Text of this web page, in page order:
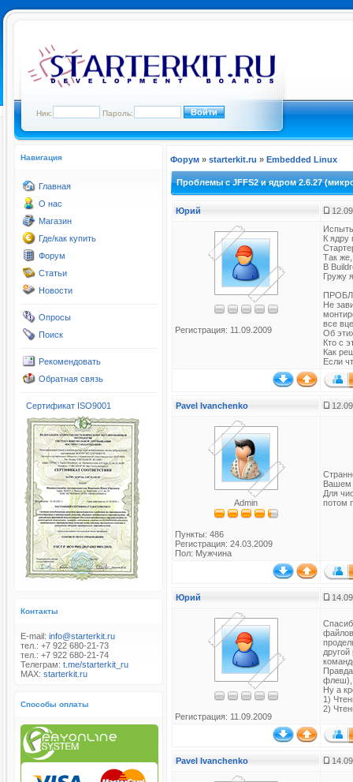
Ник: Пароль:
Навигация
Главная
О нас
Магазин
Где/как купить
Форум
Статьи
Новости
Опросы
Поиск
Рекомендовать
Обратная связь
Сертификат ISO9001
Контакты
E-mail: info@starterkit.ru
тел.: +7 922 680-21-73
тел.: +7 922 680-21-74
Телеграм: t.me/starterkit_ru
MAX: starterkit.ru
Способы оплаты
Форум » starterkit.ru » Embedded Linux
Проблемы с JFFS2 и ядром 2.6.27
Юрий
Регистрация: 11.09.2009
К ядру
Так
В
Гружу
Не
все
Об
Кто с
Как
Если
Pavel Ivanchenko
Admin
Пункты: 486
Регистрация: 24.03.2009
Пол: Мужчина
Вашем
Для
потом
Юрий
Регистрация: 11.09.2009
флеш),
Ну а
1)
2)
Pavel Ivanchenko